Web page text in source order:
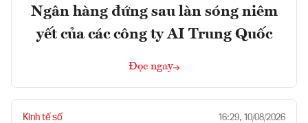
Ngân hàng đứng sau làn sóng niêm
yết của các công ty AI Trung Quốc
Đọc ngay
Kinh tế số 16:29, 10/08/2026